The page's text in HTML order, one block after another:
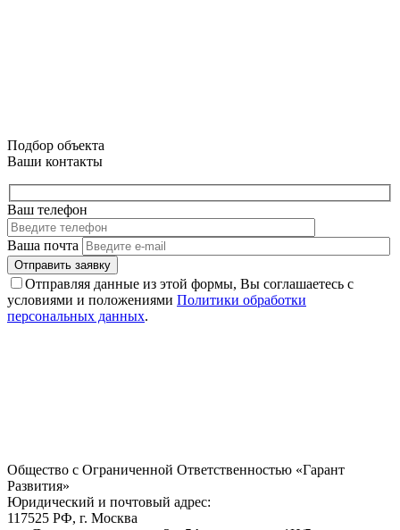
Подбор объекта
Ваши контакты
Ваш телефон
Ваша почта
Отправляя данные из этой формы, Вы соглашаетесь с
условиями и положениями Политики обработки
персональных данных.
Общество с Ограниченной Ответственностью «Гарант
Развития»
Юридический и почтовый адрес:
117525 РФ, г. Москва